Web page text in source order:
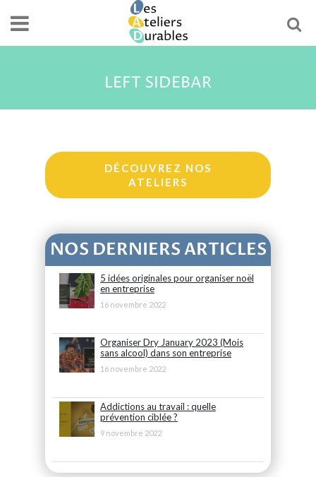
LEFT SIDEBAR
DÉCOUVREZ NOS
ATELIERS
NOS DERNIERS ARTICLES
5 idées originales pour organiser noël
en entreprise
16 novembre 2022
Organiser Dry January 2023 (Mois
sans alcool) dans son entreprise
16 novembre 2022
Addictions au travail : quelle
prévention ciblée ?
9 novembre 2022